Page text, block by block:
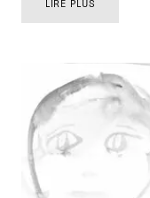
LIRE PLUS